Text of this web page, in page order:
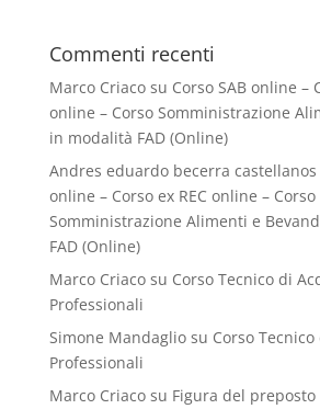
Commenti recenti
Marco Criacosu Corso SAB online –
online – Corso Somministrazione
in modalità FAD (Online)
Andres eduardo becerra castellanos
online – Corso ex REC online – Corso
Somministrazione Alimenti e
FAD (Online)
Marco Criacosu Corso Tecnico di
Professionali
Simone Mandagliosu Corso
Professionali
Marco Criacosu Figura del